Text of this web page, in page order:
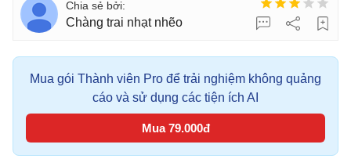
Chàng trai nhạt nhẽo
Mua gói Thành viên Pro để trải nghiệm không quảng
cáo và sử dụng các tiện ích AI
Mua 79.000đ